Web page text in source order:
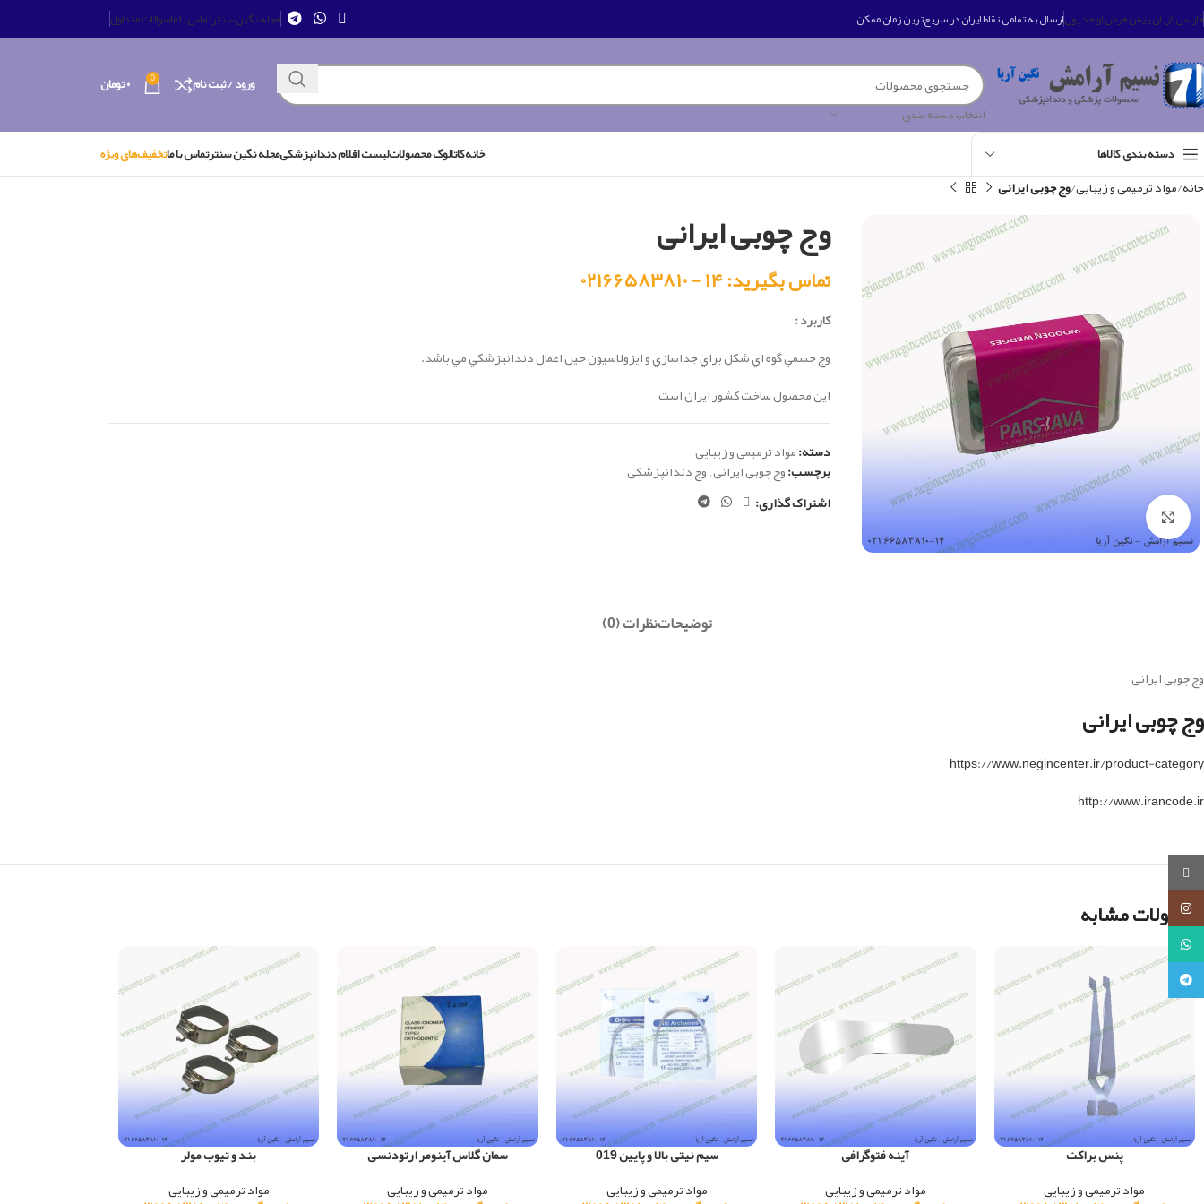
فارسی (زبان پیش فرض)واحد پولارسال به تمامی نقاط ایران در سریع‌ترین زمان ممکن مجله نگین سنترتماس با ماسوالات متداول
انتخاب دسته بندی
ورود / ثبت نام 0 ۰تومان
دسته بندی کالاها خانهکاتالوگ محصولاتلیست اقلام دندانپزشکیمجله نگین سنترتماس با ماتخفیف‌های ویژه
خانه مواد ترمیمی و زیبایی وج چوبی ایرانی
وج چوبی ایرانی
تماس بگیرید: ۱۴ - ۰۲۱۶۶۵۸۳۸۱۰
کاربرد :
وج جسمي گوه اي شکل براي جداسازي و ايزولاسيون حين اعمال دندانپزشكي مي باشد.
این محصول ساخت کشور ایران است
دسته:مواد ترمیمی و زیبایی
برچسب:وج چوبی ایرانی,وج دندانپزشکی
اشتراک گذاری:
توضیحاتنظرات (0)
وج چوبی ایرانی
وج چوبی ایرانی
https://www.negincenter.ir/product-category
http://www.irancode.ir
محصولات مشابه
پنس براکت
مواد ترمیمی و زیبایی
آینه فتوگرافی
مواد ترمیمی و زیبایی
سیم نیتی بالا و پایین 019
مواد ترمیمی و زیبایی
سمان گلاس آینومر ارتودنسی
مواد ترمیمی و زیبایی
بند و تیوب مولر
مواد ترمیمی و زیبایی
روبیکا
اینستاگرام
تلگرام